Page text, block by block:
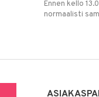
Ennen kello
normaalisti